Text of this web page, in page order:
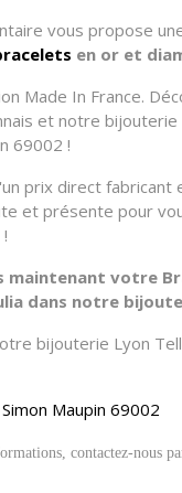
vous propose
en or et
Made In France.
et notre bijouterie
69002 !
prix direct fabricant
et présente pour
maintenant votre
dans notre
bijouterie Lyon
Maupin 69002
contactez-nous